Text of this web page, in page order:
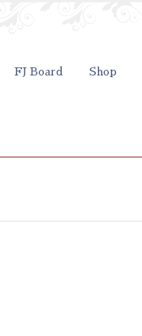
FJ Board Shop